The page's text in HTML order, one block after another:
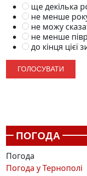
ще декілька
не менше
не можу
не менше
до кінця цієї
ПОГОДА
Погода
Погода уТернополі